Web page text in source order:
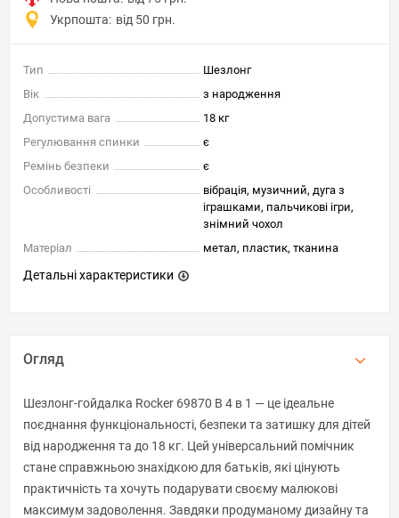
Укрпошта: від 50 грн.
Тип
Шезлонг
Вік
з народження
Допустима вага
18 кг
Регулювання спинки
є
Ремінь безпеки
є
Особливості
вібрація, музичний, дуга з
іграшками, пальчикові ігри,
знімний чохол
Матеріал
метал, пластик, тканина
Детальні характеристики
Огляд
Шезлонг-гойдалка Rocker 69870 B 4 в 1 — це ідеальне
поєднання функціональності, безпеки та затишку для дітей
від народження та до 18 кг. Цей універсальний помічник
стане справжньою знахідкою для батьків, які цінують
практичність та хочуть подарувати своєму малюкові
максимум задоволення. Завдяки продуманому дизайну та